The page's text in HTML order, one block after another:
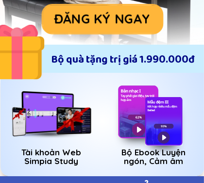
Bộ quà tặng trị giá 1.990.000đ
Tài khoản Web
Simpia Study
Bộ Ebook Luyện
ngón, Cảm âm
ĐĂNG KÝ NGAY